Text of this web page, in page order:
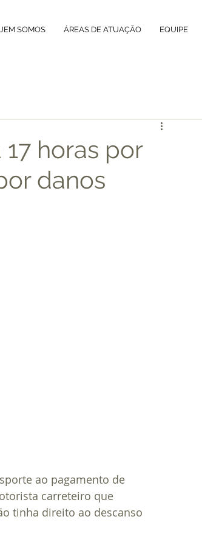
SOMOS ÁREAS DE ATUAÇÃO EQUIPE
horas por
danos
ao pagamento de
carreteiro que
tinha direito ao descanso